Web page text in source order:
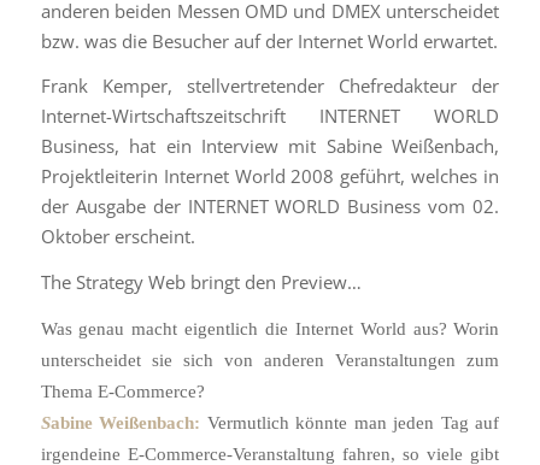
anderen beiden Messen OMD und DMEX unterscheidet
bzw. was die Besucher auf der Internet World erwartet.
Frank Kemper, stellvertretender Chefredakteur der
Internet-Wirtschaftszeitschrift INTERNET WORLD
Business, hat ein Interview mit Sabine Weißenbach,
Projektleiterin Internet World 2008 geführt, welches in
der Ausgabe der INTERNET WORLD Business vom 02.
Oktober erscheint.
The Strategy Web bringt den Preview…
Was genau macht eigentlich die Internet World aus? Worin
unterscheidet sie sich von anderen Veranstaltungen zum
Thema E-Commerce?
Sabine Weißenbach: Vermutlich könnte man jeden Tag auf
irgendeine E-Commerce-Veranstaltung fahren, so viele gibt